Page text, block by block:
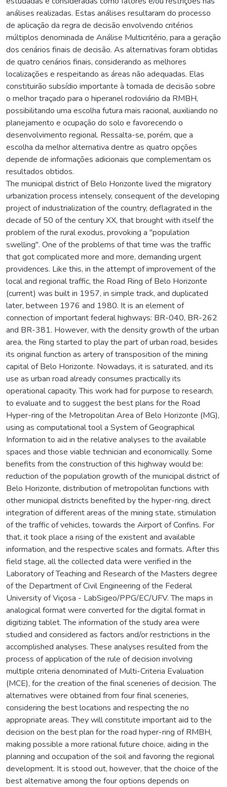
análises realizadas. Estas análises resultaram do processo
de aplicação da regra de decisão envolvendo critérios
múltiplos denominada de Análise Multicritério, para a geração
dos cenários finais de decisão. As alternativas foram obtidas
de quatro cenários finais, considerando as melhores
localizações e respeitando as áreas não adequadas. Elas
constituirão subsídio importante à tomada de decisão sobre
o melhor traçado para o hiperanel rodoviário da RMBH,
possibilitando uma escolha futura mais racional, auxiliando no
planejamento e ocupação do solo e favorecendo o
desenvolvimento regional. Ressalta-se, porém, que a
escolha da melhor alternativa dentre as quatro opções
depende de informações adicionais que complementam os
resultados obtidos.
The municipal district of Belo Horizonte lived the migratory
urbanization process intensely, consequent of the developing
project of industrialization of the country, deflagrated in the
decade of 50 of the century XX, that brought with itself the
problem of the rural exodus, provoking a "population
swelling". One of the problems of that time was the traffic
that got complicated more and more, demanding urgent
providences. Like this, in the attempt of improvement of the
local and regional traffic, the Road Ring of Belo Horizonte
(current) was built in 1957, in simple track, and duplicated
later, between 1976 and 1980. It is an element of
connection of important federal highways: BR-040, BR-262
and BR-381. However, with the density growth of the urban
area, the Ring started to play the part of urban road, besides
its original function as artery of transposition of the mining
capital of Belo Horizonte. Nowadays, it is saturated, and its
use as urban road already consumes practically its
operational capacity. This work had for purpose to research,
to evaluate and to suggest the best plans for the Road
Hyper-ring of the Metropolitan Area of Belo Horizonte (MG),
using as computational tool a System of Geographical
Information to aid in the relative analyses to the available
spaces and those viable technician and economically. Some
benefits from the construction of this highway would be:
reduction of the population growth of the municipal district of
Belo Horizonte, distribution of metropolitan functions with
other municipal districts benefited by the hyper-ring, direct
integration of different areas of the mining state, stimulation
of the traffic of vehicles, towards the Airport of Confins. For
that, it took place a rising of the existent and available
information, and the respective scales and formats. After this
field stage, all the collected data were verified in the
Laboratory of Teaching and Research of the Masters degree
of the Department of Civil Engineering of the Federal
University of Viçosa - LabSigeo/PPG/EC/UFV. The maps in
analogical format were converted for the digital format in
digitizing tablet. The information of the study area were
studied and considered as factors and/or restrictions in the
accomplished analyses. These analyses resulted from the
process of application of the rule of decision involving
multiple criteria denominated of Multi-Criteria Evaluation
(MCE), for the creation of the final sceneries of decision. The
alternatives were obtained from four final sceneries,
considering the best locations and respecting the no
appropriate areas. They will constitute important aid to the
decision on the best plan for the road hyper-ring of RMBH,
making possible a more rational future choice, aiding in the
planning and occupation of the soil and favoring the regional
development. It is stood out, however, that the choice of the
best alternative among the four options depends on